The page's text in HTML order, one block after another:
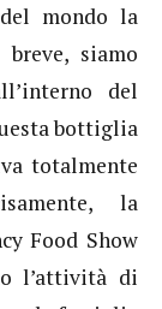
mondo la
siamo
del
bottiglia
totalmente
la
Food Show
l’attività di